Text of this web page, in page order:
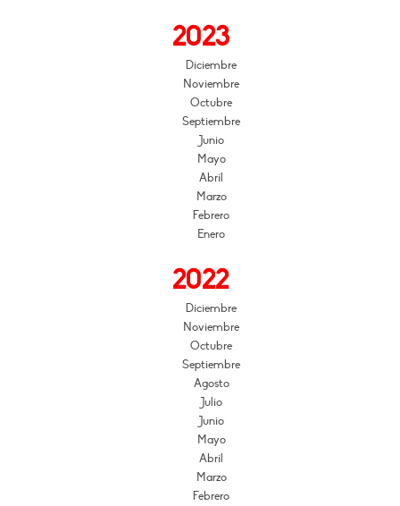
2023
Diciembre
Noviembre
Octubre
Septiembre
Junio
Mayo
Abril
Marzo
Febrero
Enero
2022
Diciembre
Noviembre
Octubre
Septiembre
Agosto
Julio
Junio
Mayo
Abril
Marzo
Febrero